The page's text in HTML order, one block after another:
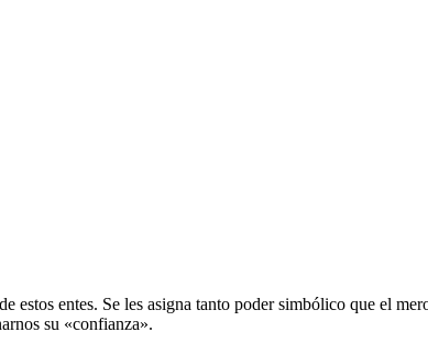
estos entes. Se les asigna tanto poder simbólico que el
su «confianza».